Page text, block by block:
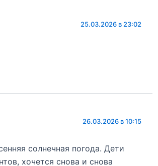
25.03.2026 в 23:02
26.03.2026 в 10:15
солнечная погода. Дети
хочется снова и снова